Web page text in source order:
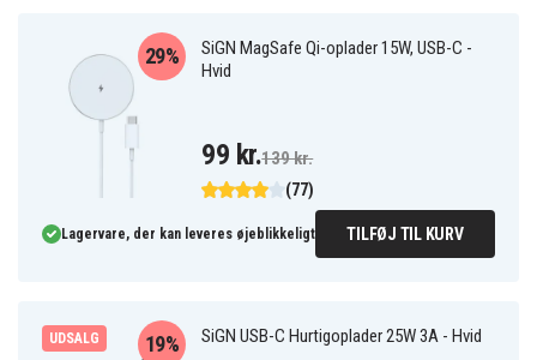
SiGN MagSafe Qi-oplader 15W, USB-C -
Hvid
(77)
29%
99 kr.139 kr.
Lagervare, der kan leveres øjeblikkeligt TILFØJ TIL KURV
UDSALG SiGN USB-C Hurtigoplader 25W 3A - Hvid
19%